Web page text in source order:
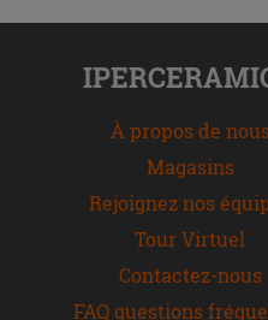
À propos de
Magasins
Rejoignez nos
Tour Virtuel
Contactez-nous
FAQ questions